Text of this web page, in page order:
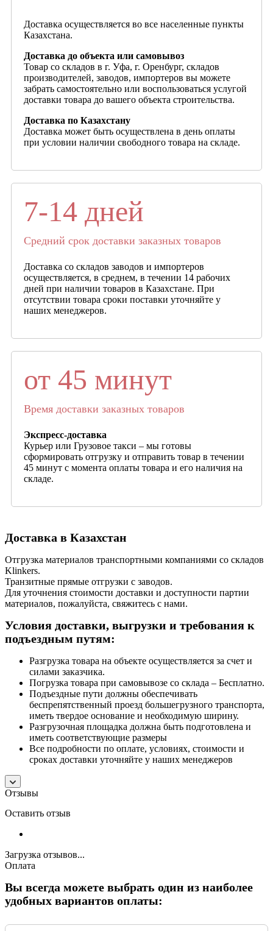
Доставка осуществляется во все населенные пункты
Казахстана.
Доставка до объекта или самовывоз
Товар со складов в г. Уфа, г. Оренбург, складов
производителей, заводов, импортеров вы можете
забрать самостоятельно или воспользоваться услугой
доставки товара до вашего объекта строительства.
Доставка по Казахстану
Доставка может быть осуществлена в день оплаты
при условии наличии свободного товара на складе.
7-14 дней
Средний срок доставки заказных товаров
Доставка со складов заводов и импортеров
осуществляется, в среднем, в течении 14 рабочих
дней при наличии товаров в Казахстане. При
отсутствии товара сроки поставки уточняйте у
наших менеджеров.
от 45 минут
Время доставки заказных товаров
Экспресс-доставка
Курьер или Грузовое такси – мы готовы
сформировать отгрузку и отправить товар в течении
45 минут с момента оплаты товара и его наличия на
складе.
Доставка в Казахстан
Отгрузка материалов транспортными компаниями со складов
Klinkers.
Транзитные прямые отгрузки с заводов.
Для уточнения стоимости доставки и доступности партии
материалов, пожалуйста, свяжитесь с нами.
Условия доставки, выгрузки и требования к
подъездным путям:
Разгрузка товара на объекте осуществляется за счет и
силами заказчика.
Погрузка товара при самовывозе со склада – Бесплатно.
Подъездные пути должны обеспечивать
беспрепятственный проезд большегрузного транспорта,
иметь твердое основание и необходимую ширину.
Разгрузочная площадка должна быть подготовлена и
иметь соответствующие размеры
Все подробности по оплате, условиях, стоимости и
сроках доставки уточняйте у наших менеджеров
Отзывы
Оставить отзыв
Загрузка отзывов...
Оплата
Вы всегда можете выбрать один из наиболее
удобных вариантов оплаты: